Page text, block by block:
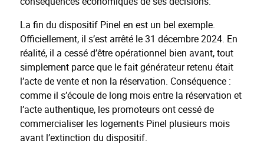
La fin du dispositif Pinel en est un bel exemple.
Officiellement, il s’est arrêté le 31 décembre 2024. En
réalité, il a cessé d’être opérationnel bien avant, tout
simplement parce que le fait générateur retenu était
l’acte de vente et non la réservation. Conséquence :
comme il s’écoule de long mois entre la réservation et
l’acte authentique, les promoteurs ont cessé de
commercialiser les logements Pinel plusieurs mois
avant l’extinction du dispositif.